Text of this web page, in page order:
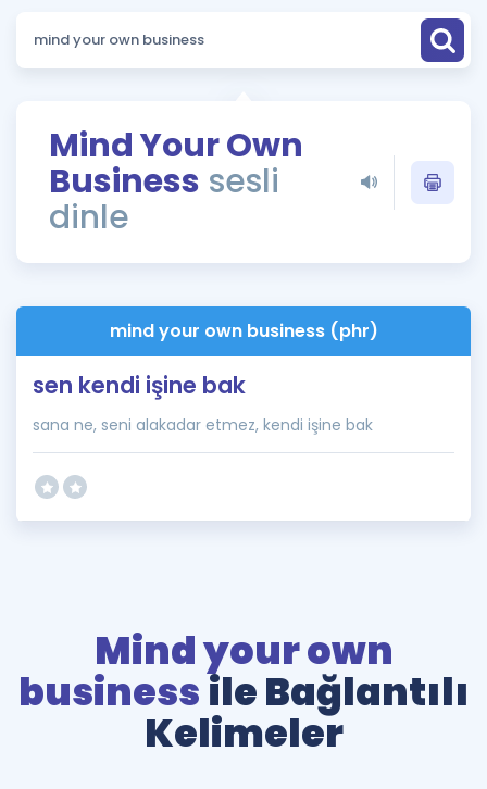
ÖSYM Sınav Takvimi
Kampanyalar
Blog
Mind Your Own
Business sesli
dinle
mind your own business (phr)
sen kendi işine bak
sana ne, seni alakadar etmez, kendi işine bak
Mind your own
businessile Bağlantılı
Kelimeler